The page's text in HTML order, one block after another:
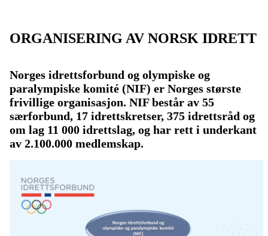
ORGANISERING AV NORSK IDRETT
Norges idrettsforbund og olympiske og
paralympiske komité (NIF) er Norges største
frivillige organisasjon. NIF består av 55
særforbund, 17 idrettskretser, 375 idrettsråd og
om lag 11 000 idrettslag, og har rett i underkant
av 2.100.000 medlemskap.